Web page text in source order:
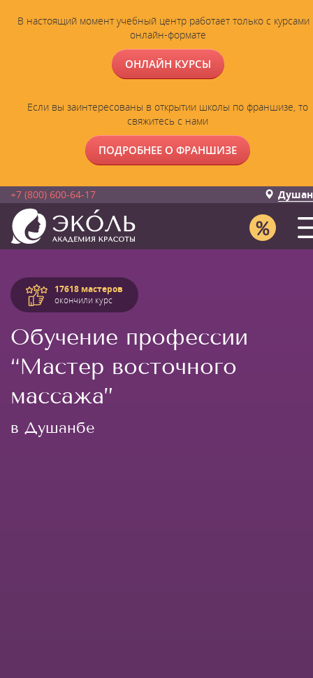
В настоящий момент учебный центр работает только с курсами
онлайн-формате
ОНЛАЙН КУРСЫ
Если вы заинтересованы в открытии школы по франшизе, то
свяжитесь с нами
ПОДРОБНЕЕ О ФРАНШИЗЕ
+7 (800) 600-64-17
17618 мастеров
окончили курс
Обучение профессии
“Мастер восточного
массажа”
в Душанбе